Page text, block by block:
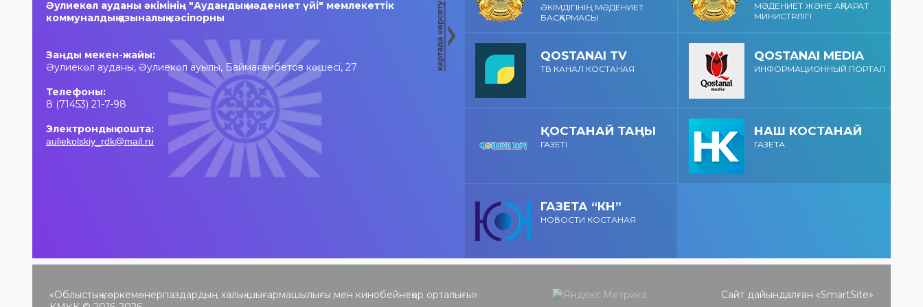
концертте NE
PROSTO
@ne_prosto_orchestra
ҚОСТАНАЙ
ҚАЛАСЫ КҮНІНЕ
ШАРАЛАР
БАҒДАРЛАМАСЫ
Әулиекөл ауданы әкімінің "Аудандық мәдениет үйі" мемлекеттік
коммуналдық қазыналық кәсіпорны
Заңды мекен-жайы:
Әулиекөл ауданы, Әулиекөл ауылы, Баймағамбетов көшесі, 27
Телефоны:
8 (71453) 21-7-98
Электрондық пошта:
auliekolskiy_rdk@mail.ru
ӘКІМДІГІНІҢ МӘДЕНИЕТ
БАСҚАРМАСЫ
МӘДЕНИЕТ ЖӘНЕ АҚПАРАТ
МИНИСТРЛІГІ
QOSTANAI TV
ТВ КАНАЛ КОСТАНАЯ
QOSTANAI MEDIA
ИНФОРМАЦИОННЫЙ ПОРТАЛ
ҚОСТАНАЙ ТАҢЫ
ГАЗЕТІ
НАШ КОСТАНАЙ
ГАЗЕТА
ГАЗЕТА “КН”
НОВОСТИ КОСТАНАЯ
«Облыстық көркемөнерпаздардың халық шығармашылығы мен кинобейнеқор орталығы»
Сайт дайындалған «SmartSite»